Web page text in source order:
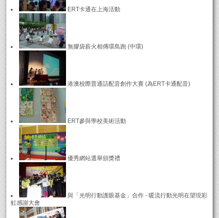
ERT卡通在上海活動
無膠袋薪火相傳環島跑 (中環)
港澳校際普通話配音創作大賽 (為ERT卡通配音)
ERT參與學校美術活動
優秀網站選舉頒獎禮
與「光明行動護眼基金」合作 - 暖流行動光明在望現彩
虹感謝大會